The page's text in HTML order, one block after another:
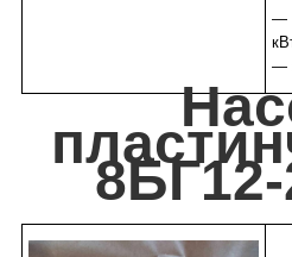
—
—